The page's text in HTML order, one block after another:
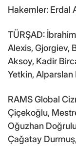
Hakemler: Erdal
TÜRŞAD:
Alexis, Gjorgiev,
Aksoy, Kadir
Yetkin,
RAMS Global
Çiçekoğlu,
Oğuzhan
Çağatay